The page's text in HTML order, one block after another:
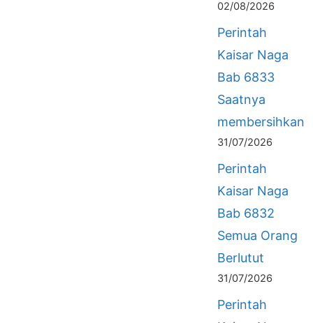
02/08/2026
Perintah
Kaisar Naga
Bab 6833
Saatnya
membersihkan
31/07/2026
Perintah
Kaisar Naga
Bab 6832
Semua Orang
Berlutut
31/07/2026
Perintah